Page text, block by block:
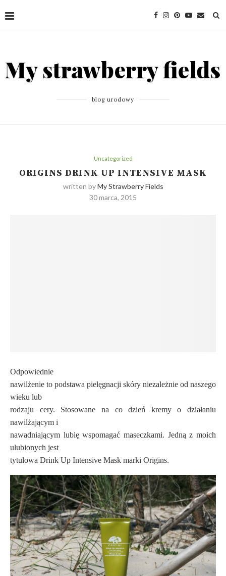
blog urodowy
Uncategorized
ORIGINS DRINK UP INTENSIVE MASK
written byMy Strawberry Fields
30 marca, 2015
Odpowiednie
nawilżenie to podstawa pielęgnacji skóry niezależnie od naszego
wieku lub
rodzaju cery. Stosowane na co dzień kremy o działaniu
nawilżającym i
nawadniającym lubię wspomagać maseczkami. Jedną z moich
ulubionych jest
tytułowa Drink Up Intensive Mask marki Origins.